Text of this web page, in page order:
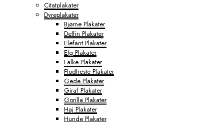
Citatplakater
Dyreplakater
Bjørne Plakater
Delfin Plakater
Elefant Plakater
Elg Plakater
Falke Plakater
Flodheste Plakater
Gede Plakater
Giraf Plakater
Gorilla Plakater
Haj Plakater
Hunde Plakater